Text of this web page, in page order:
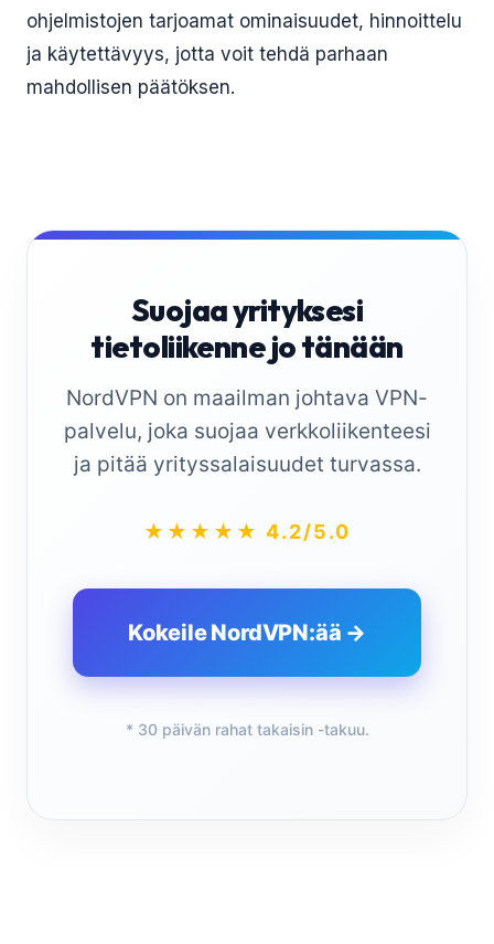
ohjelmistojen tarjoamat ominaisuudet, hinnoittelu
ja käytettävyys, jotta voit tehdä parhaan
mahdollisen päätöksen.
Suojaa yrityksesi
tietoliikenne jo tänään
NordVPN on maailman johtava VPN-
palvelu, joka suojaa verkkoliikenteesi
ja pitää yrityssalaisuudet turvassa.
★★★★★ 4.2/5.0
Kokeile NordVPN:ää →
* 30 päivän rahat takaisin -takuu.